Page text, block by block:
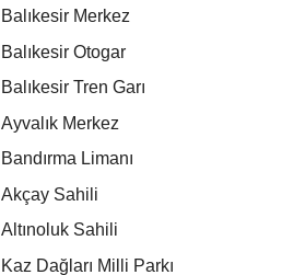
Balıkesir Merkez
Balıkesir Otogar
Balıkesir Tren Garı
Ayvalık Merkez
Bandırma Limanı
Akçay Sahili
Altınoluk Sahili
Kaz Dağları Milli Parkı